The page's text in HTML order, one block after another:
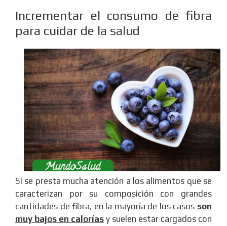
Incrementar el consumo de fibra
para cuidar de la salud
Si se presta mucha atención a los alimentos que se
caracterizan por su composición con grandes
cantidades de fibra, en la mayoría de los casos son
muy bajos en calorías y suelen estar cargados con